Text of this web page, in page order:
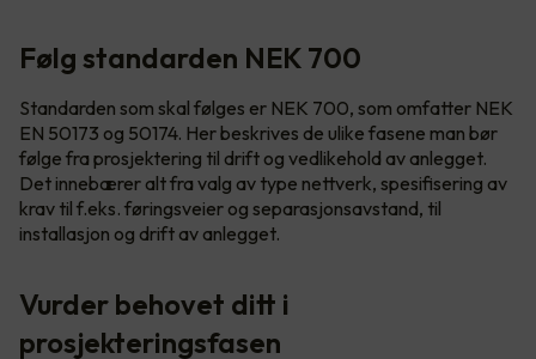
Følg standarden NEK 700
Standarden som skal følges er NEK 700, som omfatter NEK
EN 50173 og 50174. Her beskrives de ulike fasene man bør
følge fra prosjektering til drift og vedlikehold av anlegget.
Det innebærer alt fra valg av type nettverk, spesifisering av
krav til f.eks. føringsveier og separasjonsavstand, til
installasjon og drift av anlegget.
Vurder behovet ditt i
prosjekteringsfasen